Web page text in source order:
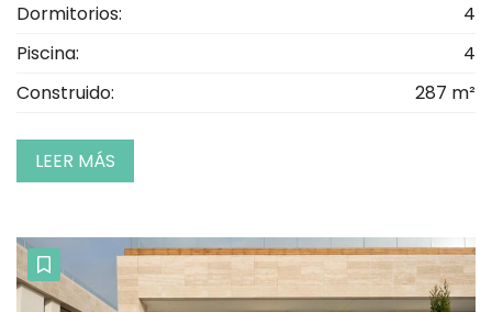
Dormitorios:
4
Piscina:
4
Construido:
287 m²
LEER MÁS